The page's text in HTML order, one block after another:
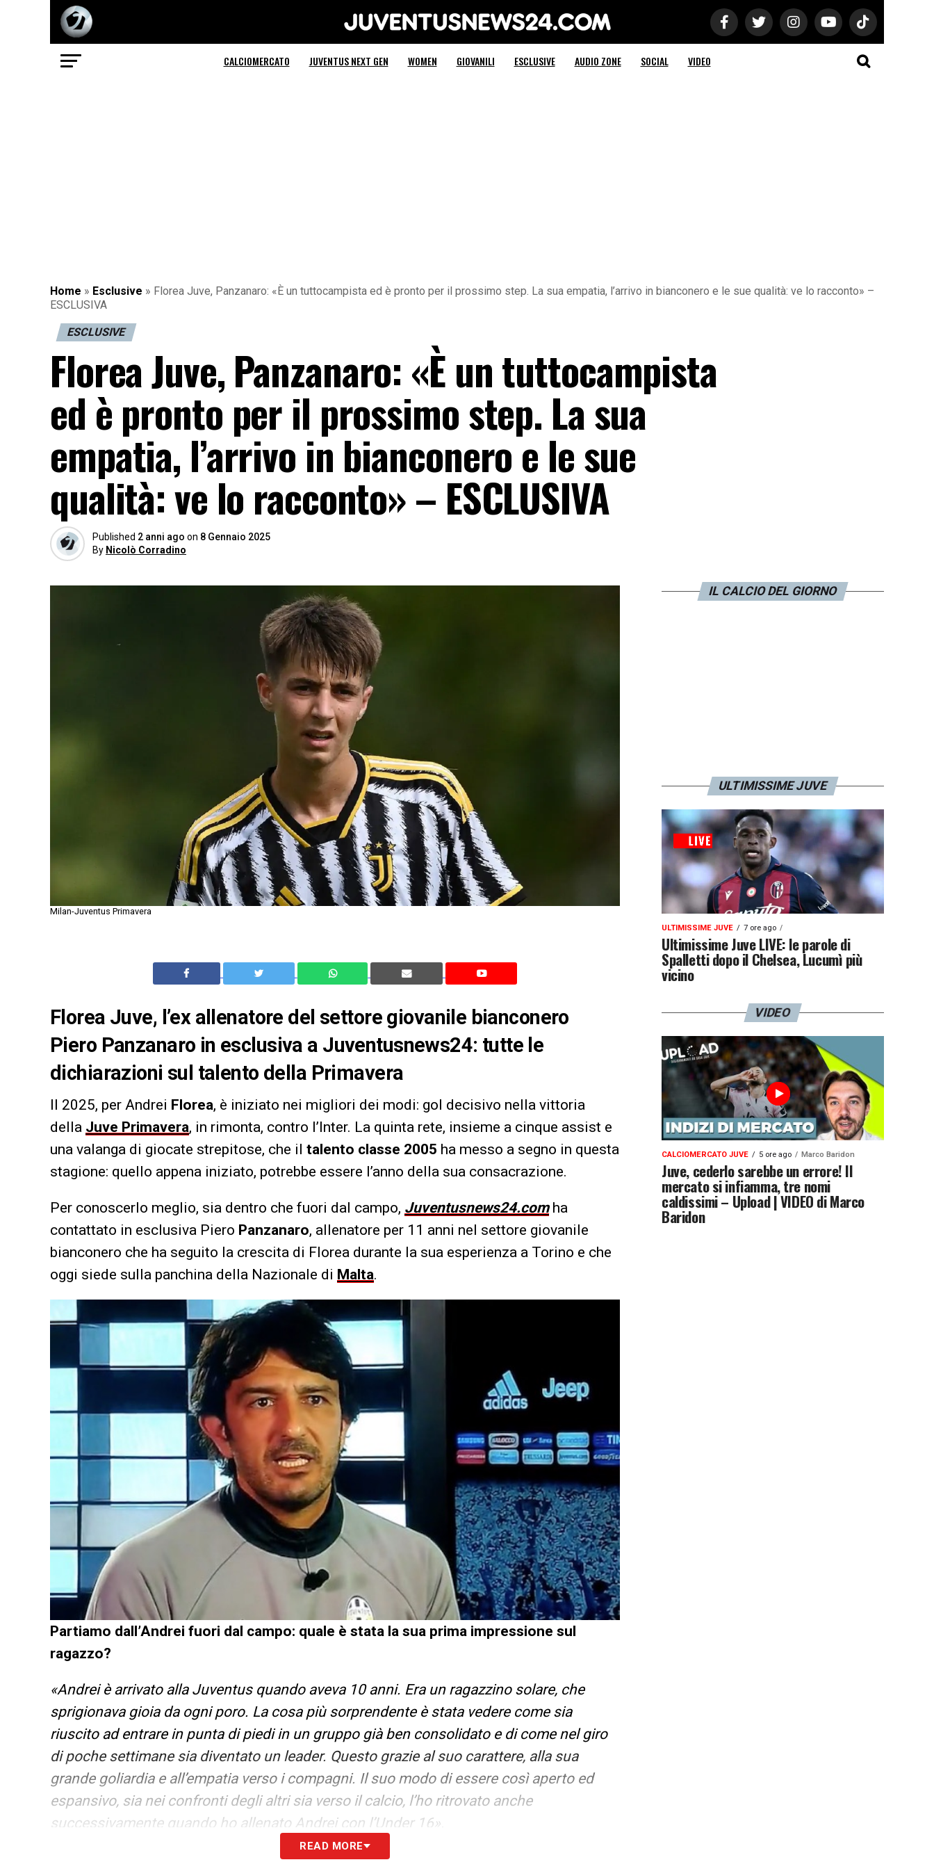
Juventus News 24
CALCIOMERCATO JUVENTUS NEXT GEN WOMEN GIOVANILI ESCLUSIVE AUDIO ZONE SOCIAL VIDEO
Home » Esclusive » Florea Juve, Panzanaro: «È un tuttocampista ed è pronto per il prossimo step. La sua empatia, l’arrivo in bianconero e le sue qualità: ve lo racconto» –
ESCLUSIVA
ESCLUSIVE
Florea Juve, Panzanaro: «È un tuttocampista
ed è pronto per il prossimo step. La sua
empatia, l’arrivo in bianconero e le sue
qualità: ve lo racconto» – ESCLUSIVA
Published 2 anni ago on 8 Gennaio 2025
By Nicolò Corradino
Milan-Juventus Primavera
Florea Juve, l’ex allenatore del settore giovanile bianconero
Piero Panzanaro in esclusiva a Juventusnews24: tutte le
dichiarazioni sul talento della Primavera
Il 2025, per Andrei Florea, è iniziato nei migliori dei modi: gol decisivo nella vittoria
della Juve Primavera, in rimonta, contro l’Inter. La quinta rete, insieme a cinque assist e
una valanga di giocate strepitose, che il talento classe 2005 ha messo a segno in questa
stagione: quello appena iniziato, potrebbe essere l’anno della sua consacrazione.
Per conoscerlo meglio, sia dentro che fuori dal campo, Juventusnews24.comha
contattato in esclusiva Piero Panzanaro, allenatore per 11 anni nel settore giovanile
bianconero che ha seguito la crescita di Florea durante la sua esperienza a Torino e che
oggi siede sulla panchina della Nazionale di Malta.
Partiamo dall’Andrei fuori dal campo: quale è stata la sua prima impressione sul
ragazzo?
«Andrei è arrivato alla Juventus quando aveva 10 anni. Era un ragazzino solare, che
sprigionava gioia da ogni poro. La cosa più sorprendente è stata vedere come sia
riuscito ad entrare in punta di piedi in un gruppo già ben consolidato e di come nel giro
di poche settimane sia diventato un leader. Questo grazie al suo carattere, alla sua
grande goliardia e all’empatia verso i compagni. Il suo modo di essere così aperto ed
espansivo, sia nei confronti degli altri sia verso il calcio, l’ho ritrovato anche
successivamente quando ho allenato Andrei con l’Under 16».
Passiamo al campo. Quando ha allenato Florea con l’Under 16, quali erano le qualità
READ MORE
IL CALCIO DEL GIORNO
ULTIMISSIME JUVE
ULTIMISSIME JUVE 7 ore ago
Ultimissime Juve LIVE: le parole di
Spalletti dopo il Chelsea, Lucumì più
vicino
VIDEO
CALCIOMERCATO JUVE 5 ore ago Marco Baridon
Juve, cederlo sarebbe un errore! Il
mercato si infiamma, tre nomi
caldissimi – Upload | VIDEO di Marco
Baridon